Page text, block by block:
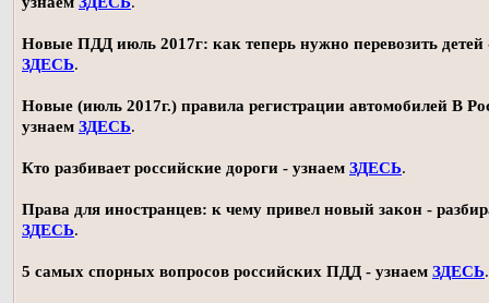
Новые ПДД июль 2017г: как теперь нужно перевозить детей
ЗДЕСЬ.
Новые (июль 2017г.) правила регистрации автомобилей В
узнаем ЗДЕСЬ.
Кто разбивает российские дороги - узнаем ЗДЕСЬ.
Права для иностранцев: к чему привел новый закон -
ЗДЕСЬ.
5 самых спорных вопросов российских ПДД - узнаем ЗДЕСЬ.